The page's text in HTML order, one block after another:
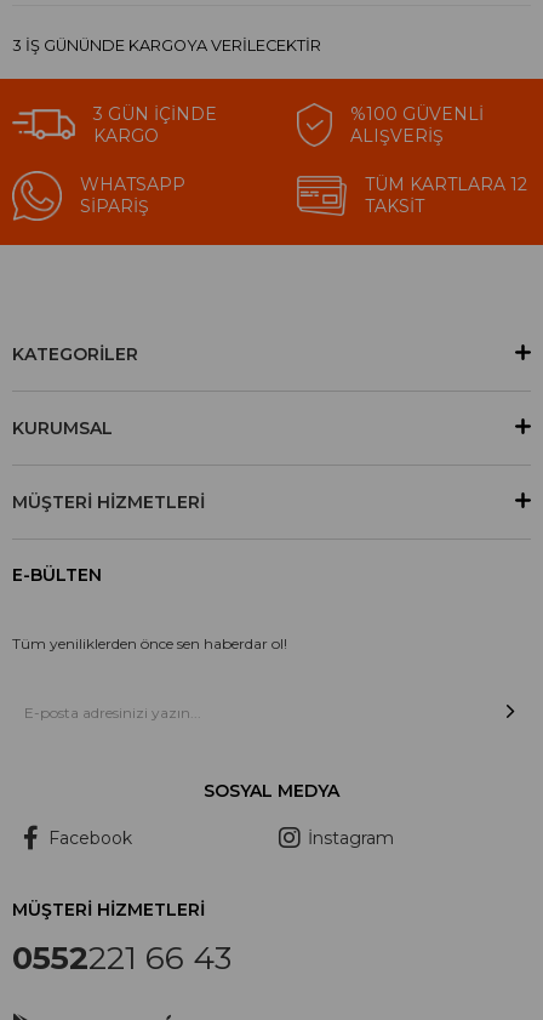
3 İŞ GÜNÜNDE KARGOYA VERİLECEKTİR
3 GÜN İÇINDE
KARGO
%100 GÜVENLI
ALIŞVERIŞ
WHATSAPP
SIPARIŞ
TÜM KARTLARA 12
TAKSIT
KATEGORİLER
KURUMSAL
MÜŞTERİ HİZMETLERİ
E-BÜLTEN
Tüm yeniliklerden önce sen haberdar ol!
SOSYAL MEDYA
Facebook İnstagram
MÜŞTERİ HİZMETLERİ
0552221 66 43